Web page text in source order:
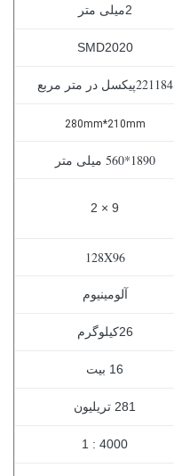
2میلی متر
SMD2020
221184پیکسل در متر مربع
280mm*210mm
1890*560 میلی متر
9 × 2
128X96
آلومینیوم
26کیلوگرم
16 بیت
281 تریلیون
4000 : 1